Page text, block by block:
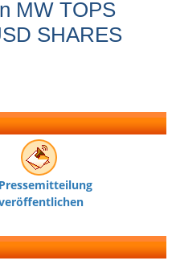
MW TOPS
SHARES
Pressemitteilung